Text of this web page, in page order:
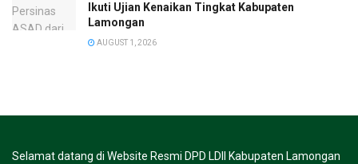
Ikuti Ujian Kenaikan Tingkat Kabupaten
Lamongan
AUGUST 1, 2026
Selamat datang di Website Resmi DPD LDII Kabupaten Lamongan